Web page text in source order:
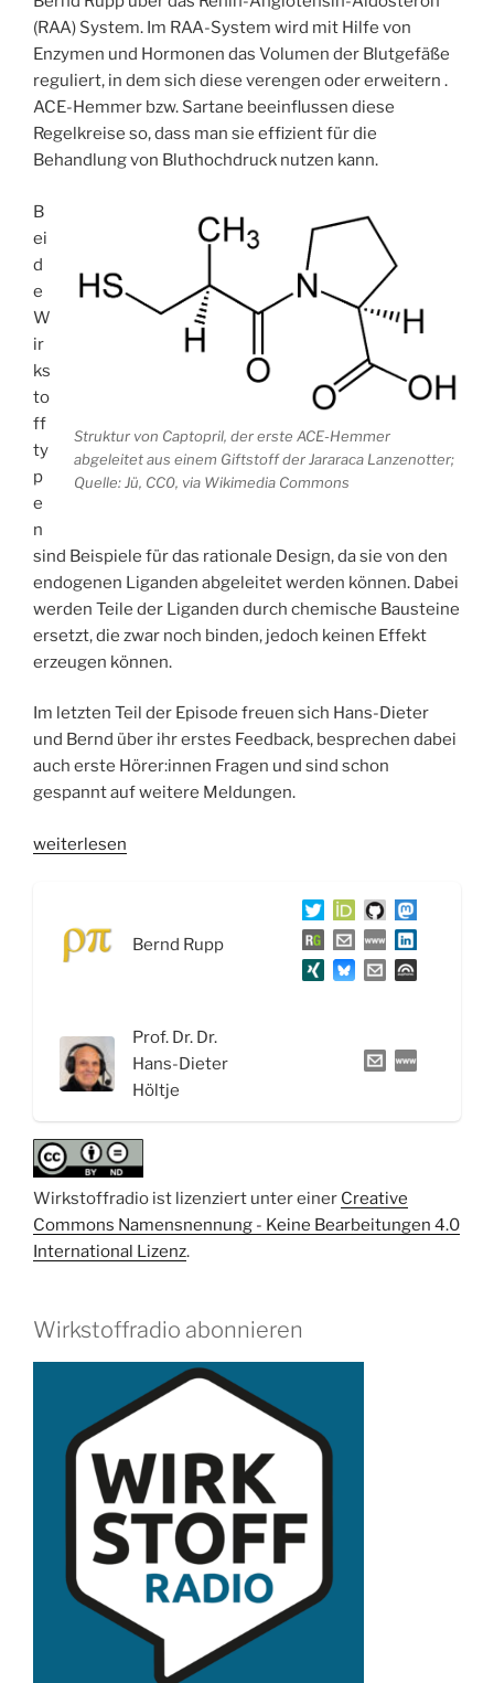
(RAA) System. Im RAA-System wird mit Hilfe von
Enzymen und Hormonen das Volumen der Blutgefäße
reguliert, in dem sich diese verengen oder erweitern .
ACE-Hemmer bzw. Sartane beeinflussen diese
Regelkreise so, dass man sie effizient für die
Behandlung von Bluthochdruck nutzen kann.
Struktur von Captopril, der erste ACE-Hemmer
abgeleitet aus einem Giftstoff der Jararaca Lanzenotter;
Quelle: Jü, CC0, via Wikimedia Commons
B
ei
d
e
W
ir
ks
to
ff
ty
p
e
n
sind Beispiele für das rationale Design, da sie von den
endogenen Liganden abgeleitet werden können. Dabei
werden Teile der Liganden durch chemische Bausteine
ersetzt, die zwar noch binden, jedoch keinen Effekt
erzeugen können.
Im letzten Teil der Episode freuen sich Hans-Dieter
und Bernd über ihr erstes Feedback, besprechen dabei
auch erste Hörer:innen Fragen und sind schon
gespannt auf weitere Meldungen.
„WSR048
ACE-
gegen
Bluthochduck“
weiterlesen
Bernd Rupp
Prof. Dr. Dr.
Hans-Dieter
Höltje
Wirkstoffradio ist lizenziert unter einer Creative
Commons Namensnennung - Keine Bearbeitungen 4.0
International Lizenz.
Wirkstoffradio abonnieren